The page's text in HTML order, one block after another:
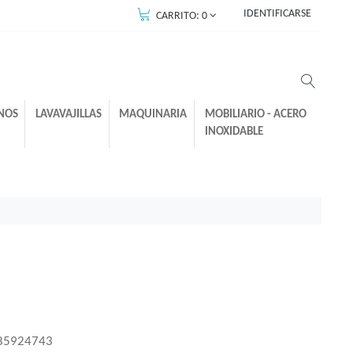
CARRITO:0 IDENTIFICARSE
LAVAVAJILLAS MAQUINARIA
MOBILIARIO - ACERO
INOXIDABLE